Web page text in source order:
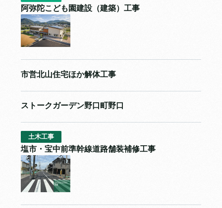
阿弥陀こども園建設（建築）工事
市営北山住宅ほか解体工事
ストークガーデン野口町野口
土木工事
塩市・宝中前準幹線道路舗装補修工事